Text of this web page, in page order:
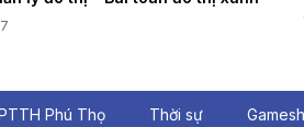
Phú Thọ Thời sự